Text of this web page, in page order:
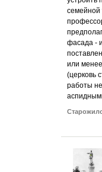
семейной
фасада -
или
(церковь
работы